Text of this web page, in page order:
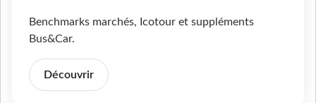
Benchmarks marchés, Icotour et suppléments
Bus&Car.
Découvrir